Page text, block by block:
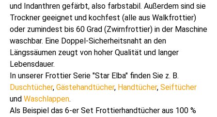
und Indanthren gefärbt, also farbstabil. Außerdem sind sie
Trockner geeignet und kochfest (alle aus Walkfrottier)
oder zumindest bis 60 Grad (Zwirnfrottier) in der Maschine
waschbar. Eine Doppel-Sicherheitsnaht an den
Längssäumen zeugt von hoher Qualität und langer
Lebensdauer.
In unserer Frottier Serie "Star Elba" finden Sie z. B.
Duschtücher, Gästehandtücher, Handtücher, Seiftücher
und Waschlappen.
Als Beispiel das 6-er Set Frottierhandtücher aus 100 %